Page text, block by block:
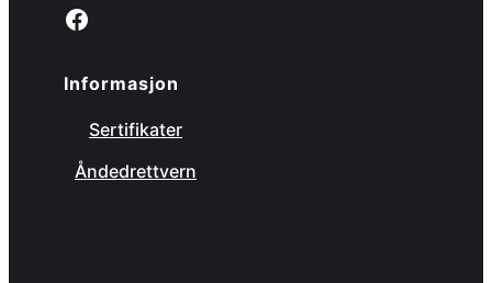
Link to facebook page
Informasjon
Sertifikater
Åndedrettvern